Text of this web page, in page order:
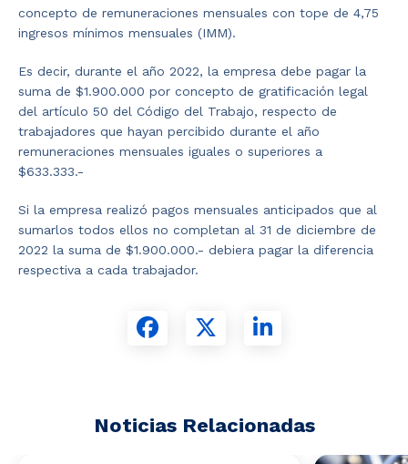
concepto de remuneraciones mensuales con tope de 4,75
ingresos mínimos mensuales (IMM).
Es decir, durante el año 2022, la empresa debe pagar la
suma de $1.900.000 por concepto de gratificación legal
del artículo 50 del Código del Trabajo, respecto de
trabajadores que hayan percibido durante el año
remuneraciones mensuales iguales o superiores a
$633.333.-
Si la empresa realizó pagos mensuales anticipados que al
sumarlos todos ellos no completan al 31 de diciembre de
2022 la suma de $1.900.000.- debiera pagar la diferencia
respectiva a cada trabajador.
Noticias Relacionadas